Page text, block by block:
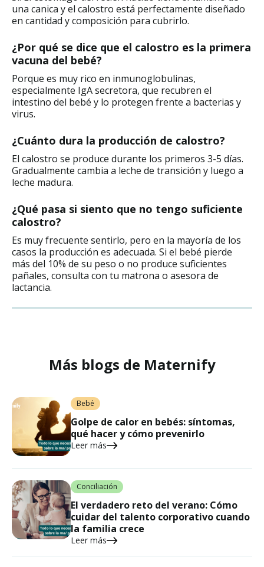
una canica y el calostro está perfectamente diseñado
en cantidad y composición para cubrirlo.
¿Por qué se dice que el calostro es la primera
vacuna del bebé?
Porque es muy rico en inmunoglobulinas,
especialmente IgA secretora, que recubren el
intestino del bebé y lo protegen frente a bacterias y
virus.
¿Cuánto dura la producción de calostro?
El calostro se produce durante los primeros 3-5 días.
Gradualmente cambia a leche de transición y luego a
leche madura.
¿Qué pasa si siento que no tengo suficiente
calostro?
Es muy frecuente sentirlo, pero en la mayoría de los
casos la producción es adecuada. Si el bebé pierde
más del 10% de su peso o no produce suficientes
pañales, consulta con tu matrona o asesora de
lactancia.
Más blogs de Maternify
Bebé
Golpe de calor en bebés: síntomas,
qué hacer y cómo prevenirlo
Leer más
Conciliación
El verdadero reto del verano: Cómo
cuidar del talento corporativo cuando
la familia crece
Leer más